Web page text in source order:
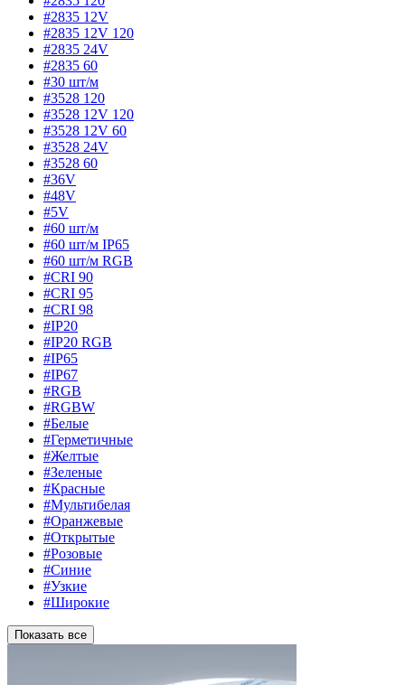
#2835 12V
#2835 12V 120
#2835 24V
#2835 60
#30 шт/м
#3528 120
#3528 12V 120
#3528 12V 60
#3528 24V
#3528 60
#36V
#48V
#5V
#60 шт/м
#60 шт/м IP65
#60 шт/м RGB
#CRI 90
#CRI 95
#CRI 98
#IP20
#IP20 RGB
#IP65
#IP67
#RGB
#RGBW
#Белые
#Герметичные
#Желтые
#Зеленые
#Красные
#Мультибелая
#Оранжевые
#Открытые
#Розовые
#Синие
#Узкие
#Широкие
Показать все